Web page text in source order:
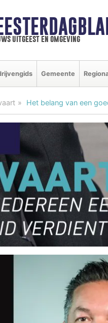
uitgeest en omgeving
Gemeente
Het belang van een